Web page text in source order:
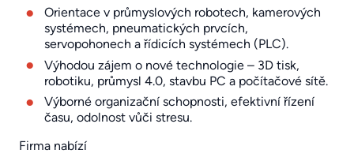
Orientace v průmyslových robotech, kamerových
systémech, pneumatických prvcích,
servopohonech a řídicích systémech (PLC).
Výhodou zájem o nové technologie – 3D tisk,
robotiku, průmysl 4.0, stavbu PC a počítačové sítě.
Výborné organizační schopnosti, efektivní řízení
času, odolnost vůči stresu.
Firma nabízí